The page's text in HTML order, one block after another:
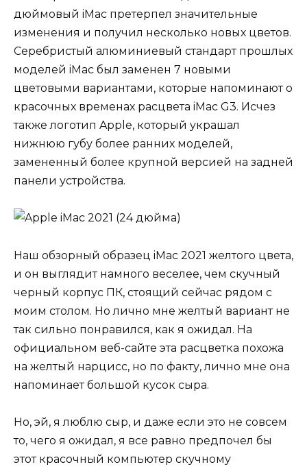
дюймовый iMac претерпел значительные
изменения и получил несколько новых цветов.
Серебристый алюминиевый стандарт прошлых
моделей iMac был заменен 7 новыми
цветовыми вариантами, которые напоминают о
красочных временах расцвета iMac G3. Исчез
также логотип Apple, который украшал
нижнюю губу более ранних моделей,
замененный более крупной версией на задней
панели устройства.
Наш обзорный образец iMac 2021 желтого цвета,
и он выглядит намного веселее, чем скучный
черный корпус ПК, стоящий сейчас рядом с
моим столом. Но лично мне желтый вариант не
так сильно понравился, как я ожидал. На
официальном веб-сайте эта расцветка похожа
на желтый нарцисс, но по факту, лично мне она
напоминает большой кусок сыра.
Но, эй, я люблю сыр, и даже если это не совсем
то, чего я ожидал, я все равно предпочел бы
этот красочный компьютер скучному